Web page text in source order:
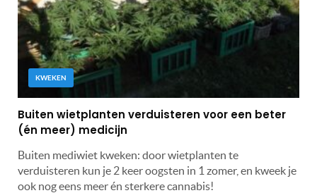
KWEKEN
Buiten wietplanten verduisteren voor een beter
(én meer) medicijn
Buiten mediwiet kweken: door wietplanten te
verduisteren kun je 2 keer oogsten in 1 zomer, en kweek je
ook nog eens meer én sterkere cannabis!